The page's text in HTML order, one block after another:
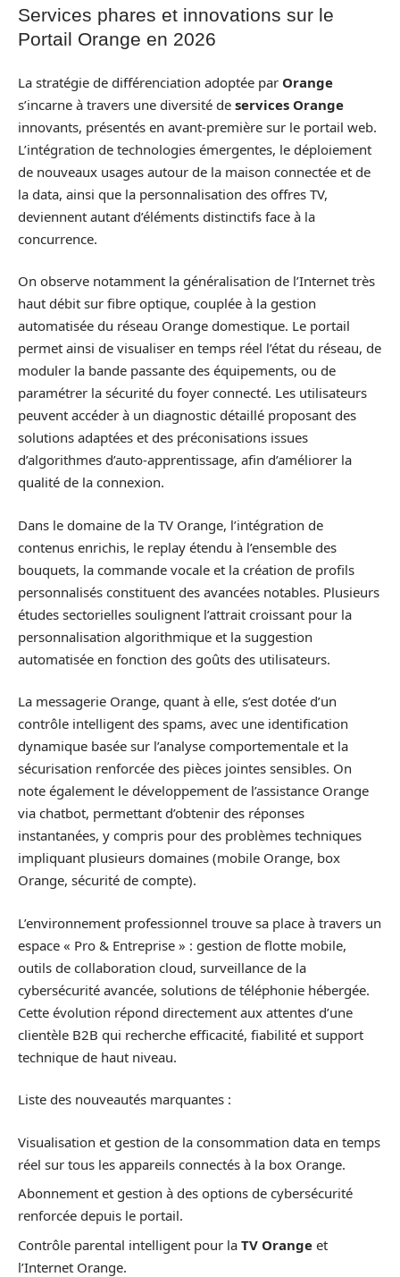
Services phares et innovations sur le
Portail Orange en 2026
La stratégie de différenciation adoptée par Orange
s’incarne à travers une diversité de services Orange
innovants, présentés en avant-première sur le portail web.
L’intégration de technologies émergentes, le déploiement
de nouveaux usages autour de la maison connectée et de
la data, ainsi que la personnalisation des offres TV,
deviennent autant d’éléments distinctifs face à la
concurrence.
On observe notamment la généralisation de l’Internet très
haut débit sur fibre optique, couplée à la gestion
automatisée du réseau Orange domestique. Le portail
permet ainsi de visualiser en temps réel l’état du réseau, de
moduler la bande passante des équipements, ou de
paramétrer la sécurité du foyer connecté. Les utilisateurs
peuvent accéder à un diagnostic détaillé proposant des
solutions adaptées et des préconisations issues
d’algorithmes d’auto-apprentissage, afin d’améliorer la
qualité de la connexion.
Dans le domaine de la TV Orange, l’intégration de
contenus enrichis, le replay étendu à l’ensemble des
bouquets, la commande vocale et la création de profils
personnalisés constituent des avancées notables. Plusieurs
études sectorielles soulignent l’attrait croissant pour la
personnalisation algorithmique et la suggestion
automatisée en fonction des goûts des utilisateurs.
La messagerie Orange, quant à elle, s’est dotée d’un
contrôle intelligent des spams, avec une identification
dynamique basée sur l’analyse comportementale et la
sécurisation renforcée des pièces jointes sensibles. On
note également le développement de l’assistance Orange
via chatbot, permettant d’obtenir des réponses
instantanées, y compris pour des problèmes techniques
impliquant plusieurs domaines (mobile Orange, box
Orange, sécurité de compte).
L’environnement professionnel trouve sa place à travers un
espace « Pro & Entreprise » : gestion de flotte mobile,
outils de collaboration cloud, surveillance de la
cybersécurité avancée, solutions de téléphonie hébergée.
Cette évolution répond directement aux attentes d’une
clientèle B2B qui recherche efficacité, fiabilité et support
technique de haut niveau.
Liste des nouveautés marquantes :
Visualisation et gestion de la consommation data en temps
réel sur tous les appareils connectés à la box Orange.
Abonnement et gestion à des options de cybersécurité
renforcée depuis le portail.
Contrôle parental intelligent pour la TV Orange et
l’Internet Orange.